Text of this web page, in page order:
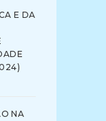
E DA
NA